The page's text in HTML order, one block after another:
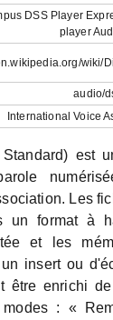
DSS Player
player
wiki/
audio/
International Voice
est
Les
un format à
et les
insert ou
être enrichi
modes : «